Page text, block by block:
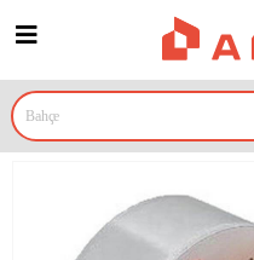
Prijava za članove